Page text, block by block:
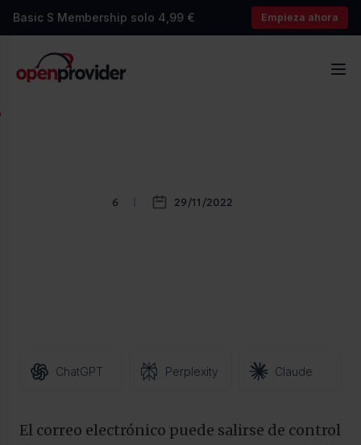
Basic S Membership solo 4,99 € Empieza ahora
OpenProvider
6 29/11/2022
ChatGPT Perplexity Claude
El correo electrónico puede salirse de control